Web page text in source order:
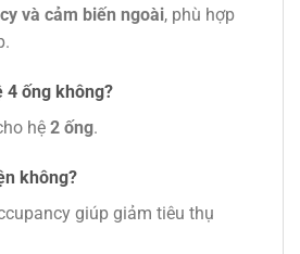
và cảm biến ngoài, phù hợp
4 ống không?
hệ 2 ống.
không?
giúp giảm tiêu thụ